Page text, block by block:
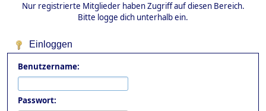
Nur registrierte Mitglieder haben Zugriff auf diesen Bereich.
Bitte logge dich unterhalb ein.
Einloggen
Benutzername:
Passwort: